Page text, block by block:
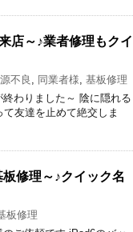
店～♪業者修理もクイ
不良 , 同業者様, 基板修理
わりました～ 陰に隠れる
友達を止めて絶交しま
修理～♪クイック名
板修理